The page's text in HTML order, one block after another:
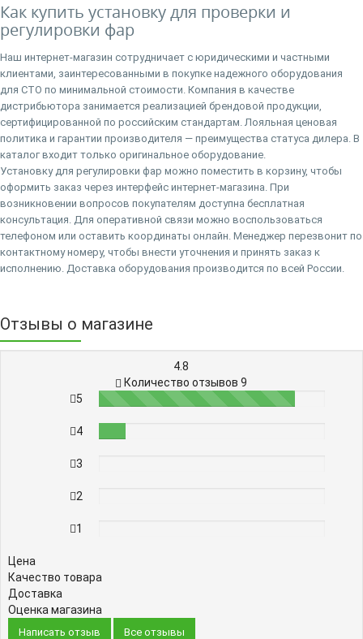
Как купить установку для проверки и
регулировки фар
Наш интернет-магазин сотрудничает с юридическими и частными
клиентами, заинтересованными в покупке надежного оборудования
для СТО по минимальной стоимости. Компания в качестве
дистрибьютора занимается реализацией брендовой продукции,
сертифицированной по российским стандартам. Лояльная ценовая
политика и гарантии производителя — преимущества статуса дилера. В
каталог входит только оригинальное оборудование.
Установку для регулировки фар можно поместить в корзину, чтобы
оформить заказ через интерфейс интернет-магазина. При
возникновении вопросов покупателям доступна бесплатная
консультация. Для оперативной связи можно воспользоваться
телефоном или оставить координаты онлайн. Менеджер перезвонит по
контактному номеру, чтобы внести уточнения и принять заказ к
исполнению. Доставка оборудования производится по всей России.
Отзывы о магазине
4.8
Количество отзывов 9
5
87%
4
3
2
1
Цена
Качество товара
Доставка
Оценка магазина
Написать отзыв Все отзывы